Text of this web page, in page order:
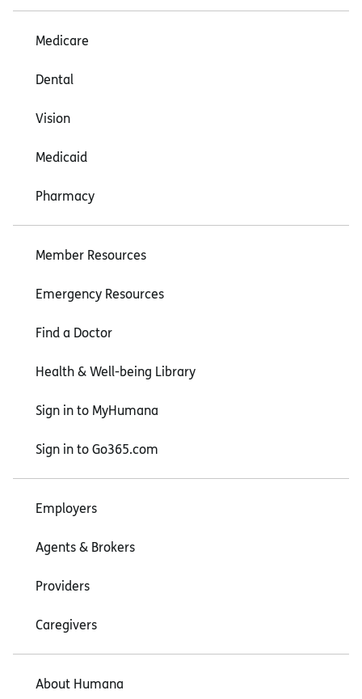
Medicare
Dental
Vision
Medicaid
Pharmacy
Member Resources
Emergency Resources
Find a Doctor
Health & Well-being Library
Sign in to MyHumana
Sign in to Go365.com
Employers
Agents & Brokers
Providers
Caregivers
About Humana